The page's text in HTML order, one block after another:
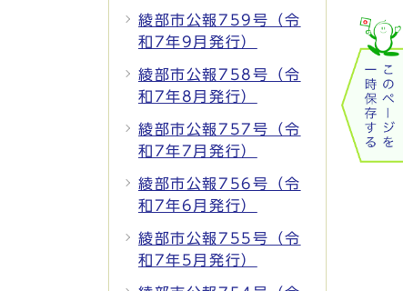
綾部市公報759号（令
和7年9月発行）
綾部市公報758号（令
和7年8月発行）
綾部市公報757号（令
和7年7月発行）
綾部市公報756号（令
和7年6月発行）
綾部市公報755号（令
和7年5月発行）